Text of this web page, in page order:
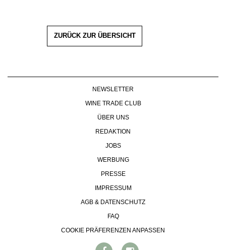
ZURÜCK ZUR ÜBERSICHT
NEWSLETTER
WINE TRADE CLUB
ÜBER UNS
REDAKTION
JOBS
WERBUNG
PRESSE
IMPRESSUM
AGB & DATENSCHUTZ
FAQ
COOKIE PRÄFERENZEN ANPASSEN